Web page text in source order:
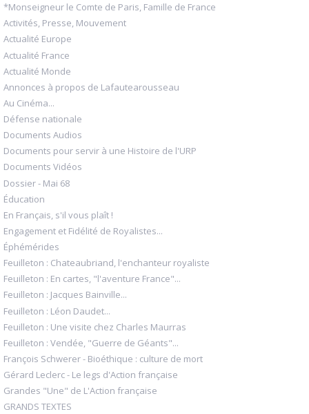
*Monseigneur le Comte de Paris, Famille de France
Activités, Presse, Mouvement
Actualité Europe
Actualité France
Actualité Monde
Annonces à propos de Lafautearousseau
Au Cinéma...
Défense nationale
Documents Audios
Documents pour servir à une Histoire de l'URP
Documents Vidéos
Dossier - Mai 68
Éducation
En Français, s'il vous plaît !
Engagement et Fidélité de Royalistes...
Éphémérides
Feuilleton : Chateaubriand, l'enchanteur royaliste
Feuilleton : En cartes, "l'aventure France"...
Feuilleton : Jacques Bainville...
Feuilleton : Léon Daudet...
Feuilleton : Une visite chez Charles Maurras
Feuilleton : Vendée, "Guerre de Géants"...
François Schwerer - Bioéthique : culture de mort
Gérard Leclerc - Le legs d'Action française
Grandes "Une" de L'Action française
GRANDS TEXTES